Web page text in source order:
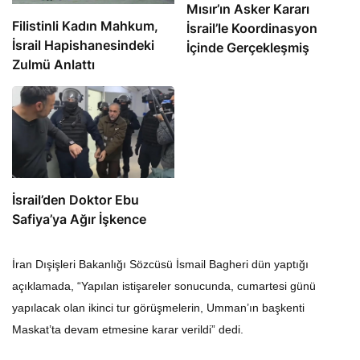
Filistinli Kadın Mahkum,
İsrail Hapishanesindeki
Zulmü Anlattı
Mısır’ın Asker Kararı
İsrail’le Koordinasyon
İçinde Gerçekleşmiş
İsrail’den Doktor Ebu
Safiya’ya Ağır İşkence
İran Dışişleri Bakanlığı Sözcüsü İsmail Bagheri dün yaptığı
açıklamada, “Yapılan istişareler sonucunda, cumartesi günü
yapılacak olan ikinci tur görüşmelerin, Umman’ın başkenti
Maskat’ta devam etmesine karar verildi” dedi.